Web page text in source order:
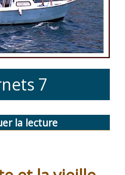
7
la lecture
à